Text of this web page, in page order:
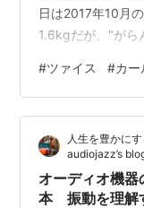
日は2017年10月
1.6kgだが、"がら
体を借りた時は
った。展示会で最
し、新品購入に至
せてもらったが、
ていないのか、
感があった。新
#ツァイス #カー
人生を豊かに
audiojazz’s
オーディオ機
本 振動を理解